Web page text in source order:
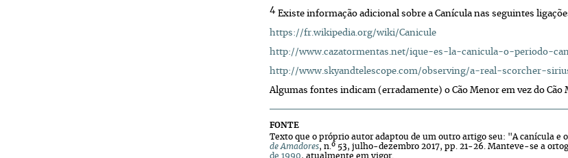
4 Existe informação adicional sobre a Canícula nas seguintes
https://fr.wikipedia.org/wiki/Canicule
http://www.cazatormentas.net/ique-es-la-canicula-o-periodo-
http://www.skyandtelescope.com/observing/a-real-scorcher-
Algumas fontes indicam (erradamente) o Cão Menor em vez do Cão
FONTE
Texto que o próprio autor adaptou de um outro artigo seu: "A canícula e
de Amadores, n.º 53, julho-dezembro 2017, pp. 21-26. Manteve-se a
de 1990, atualmente em vigor.